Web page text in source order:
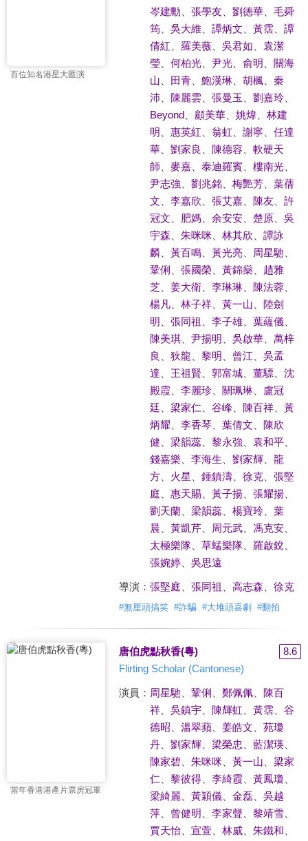
百位知名港星大匯演
岑建勳、 張學友、 劉德華、 毛舜
筠、 吳大維、 譚炳文、 黃霑、 譚
倩紅、 羅美薇、 吳君如、 袁潔
瑩、 何柏光、 尹光、 俞明、 關海
山、 田青、 鮑漢琳、 胡楓、 秦
沛、 陳麗雲、 張曼玉 、 劉嘉玲、
Beyond、 顧美華、 姚煒、 林建
明、 惠英紅、 翁虹、 謝寧、 任達
華、 劉家良 、 陳德容、 軟硬天
師、 麥嘉、 泰迪羅賓、 樓南光、
尹志強、 劉兆銘、 梅艷芳、 葉蒨
文、 李嘉欣、 張艾嘉、 陳友、 許
冠文、 肥媽、 余安安、 楚原、 吳
宇森、 朱咪咪、 林其欣、 譚詠
麟、 黃百鳴、 黃光亮、 周星馳、
鞏俐、 張國榮、 黃錦燊、 趙雅
芝、 姜大衛、 李琳琳、 陳法蓉、
楊凡、 林子祥、 黃一山、 陸劍
明、 張同祖 、 李子雄、 葉蘊儀、
陳美琪、 尹揚明、 吳啟華、 萬梓
良 、 狄龍、 黎明、 曾江、 吳孟
達、 王祖賢、 郭富城、 董驃、 沈
殿霞、 李麗珍、 關珮琳、 盧冠
廷、 梁家仁、 谷峰、 陳百祥、 黃
炳耀、 李香琴、 葉倩文、 陳欣
健、 梁韻蕊、 黎永強、 袁和平、
錢嘉樂、 李海生、 劉家輝、 龍
方、 火星 、 鍾鎮濤、 徐克、 張堅
庭、 惠天賜、 黃子揚、 張耀揚、
劉天蘭、 梁韻蕊、 楊寶玲、 葉
晨、 黃凱芹、 周元武、 馮克安、
太極樂隊、 草蜢樂隊、 羅啟銳、
張婉婷、 吳思遠
導演： 張堅庭、 張同祖 、 高志森、 徐克
#無厘頭搞笑 #詐騙 #大堆頭喜劇 #翻拍
當年香港港產片票房冠軍
唐伯虎點秋香(粵)
8.6
Flirting Scholar (Cantonese)
演員： 周星馳、 鞏俐、 鄭佩佩、 陳百
祥、 吳鎮宇、 陳輝虹、 黃霑、 谷
德昭、 溫翠蘋、 姜皓文、 苑瓊
丹、 劉家輝、 梁榮忠、 藍潔瑛、
陳家碧、 朱咪咪、 黃一山、 梁家
仁、 黎彼得、 李綺霞、 黃鳳瓊、
梁綺麗、 黃穎儀、 金磊、 吳越
萍、 曾健明、 李家聲、 黎靖雪、
賈天怡、 宣萱、 林威、 朱鐵和、